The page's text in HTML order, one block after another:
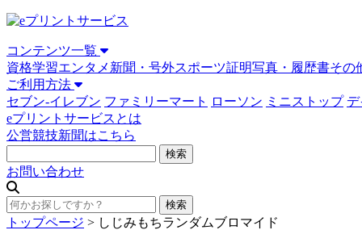
コンテンツ一覧
資格学習エンタメ 新聞・号外スポーツ証明写真・履歴書その
ご利用方法
セブン-イレブン ファミリーマート ローソン ミニストップ
eプリントサービスとは
公営競技新聞はこちら
お問い合わせ
トップページ > しじみもちランダムブロマイド